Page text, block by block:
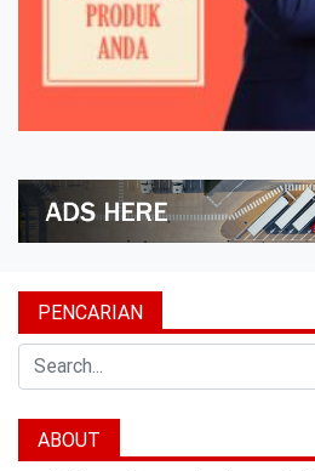
PENCARIAN
Search
ABOUT